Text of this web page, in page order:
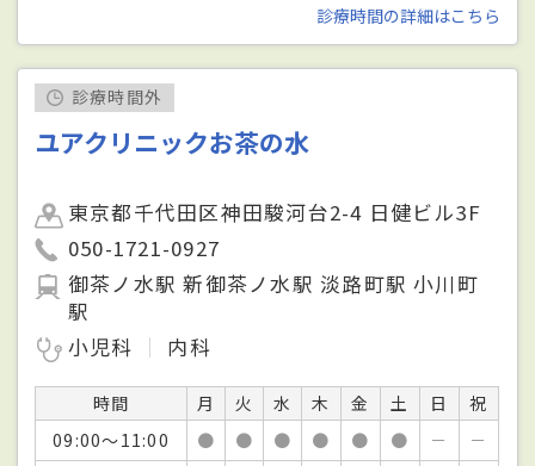
診療時間の詳細はこちら
診療時間外
ユアクリニックお茶の水
東京都千代田区神田駿河台2-4 日健ビル3F
050-1721-0927
御茶ノ水駅 新御茶ノ水駅 淡路町駅 小川町
駅
小児科
内科
時間 月 火 水 木 金 土 日
祝
09:00～11:00
● ● ● ● ● ● －
－